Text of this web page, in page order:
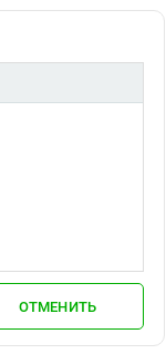
ОТМЕНИТЬ